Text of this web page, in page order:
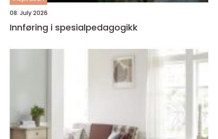
08. July 2026
Innføring i spesialpedagogikk